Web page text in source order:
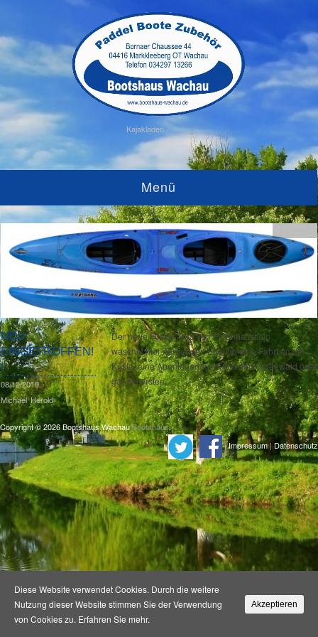
Kajakladen
Menü
NEU
EINGETROFFEN!
!
08/12/2019
Michael Herold
Der neue Fusion Duo von Pyranha ist ein
waschechter Allrounder! Egal ob eine Fahrt an der
Küste, eine Abenteuertour durch den Spreewald oder
gar die ersten…
Copyright © 2026 Bootshaus WachauBootshaus.
|
|Impressum| Datenschutz
Diese Website verwendet Cookies. Durch die weitere
Nutzung dieser Website stimmen Sie der Verwendung
von Cookies zu. Erfahren Sie mehr.
Akzeptieren